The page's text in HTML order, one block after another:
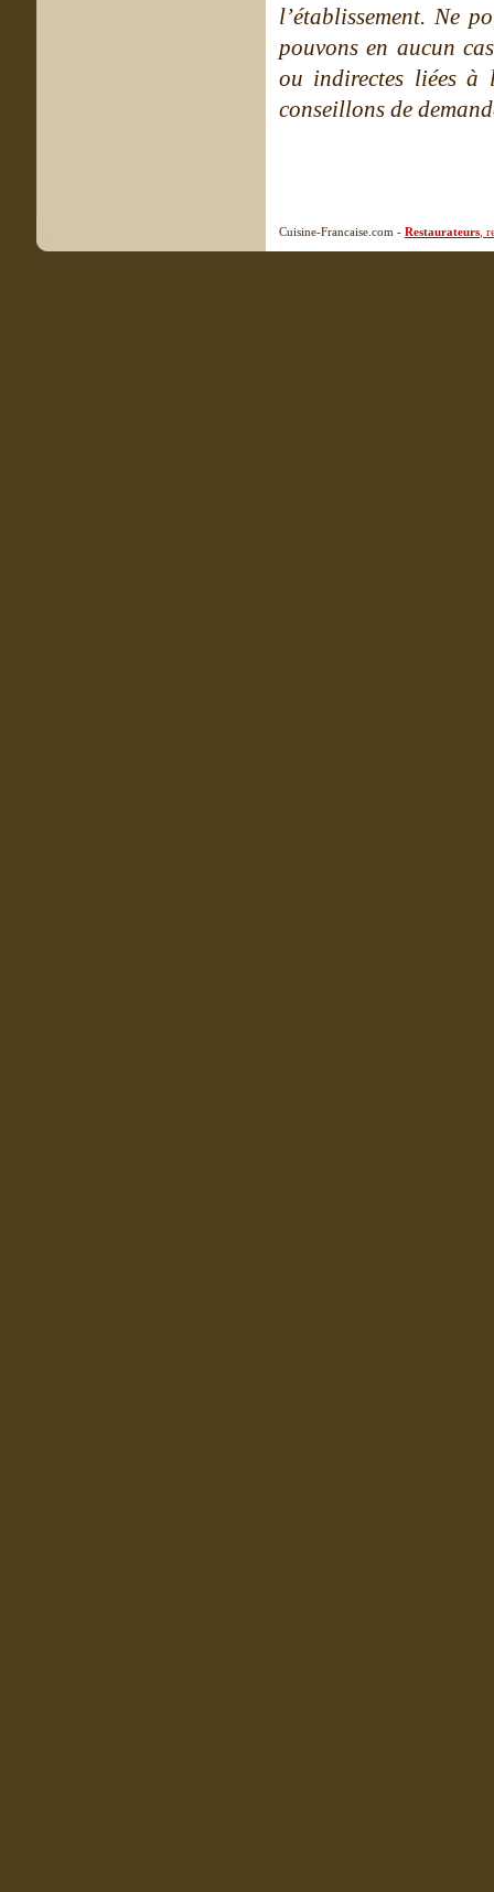
l’établissement. Ne
pouvons en aucun
ou indirectes liées à
conseillons de
Cuisine-Francaise.com - Restaurateurs ,